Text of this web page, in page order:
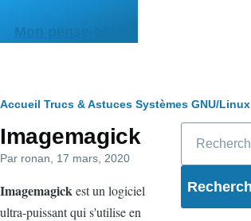
Mon pense-bête
Fil
d'Ariane
Accueil Trucs & Astuces Systèmes GNU/Linux
Imagemagick
Par ronan , 17 mars, 2020
Imagemagickest un logiciel
ultra-puissant qui s'utilise en